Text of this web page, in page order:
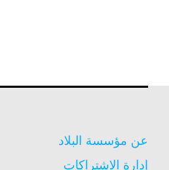
عن مؤسسة البلاد
إدارة الاشتراكات